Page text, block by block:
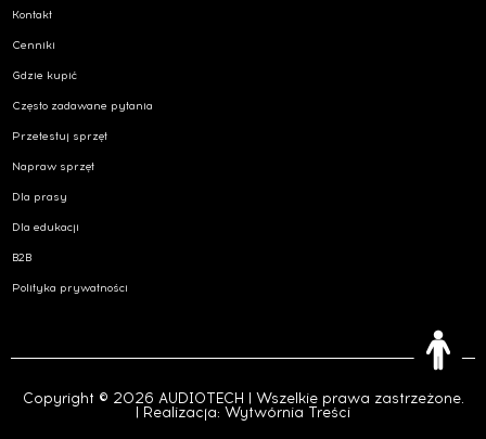
Kontakt
Cenniki
Gdzie kupić
Często zadawane pytania
Przetestuj sprzęt
Napraw sprzęt
Dla prasy
Dla edukacji
B2B
Polityka prywatności
Copyright © 2026 AUDIOTECH | Wszelkie prawa zastrzeżone.
| Realizacja: Wytwórnia Treści